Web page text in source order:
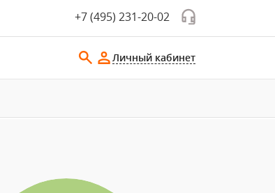
+7 (495) 231-20-02
Личный кабинет